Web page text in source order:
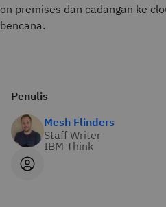
on premises dan cadangan ke
bencana.
Penulis
Mesh Flinders
Staff Writer
IBM Think